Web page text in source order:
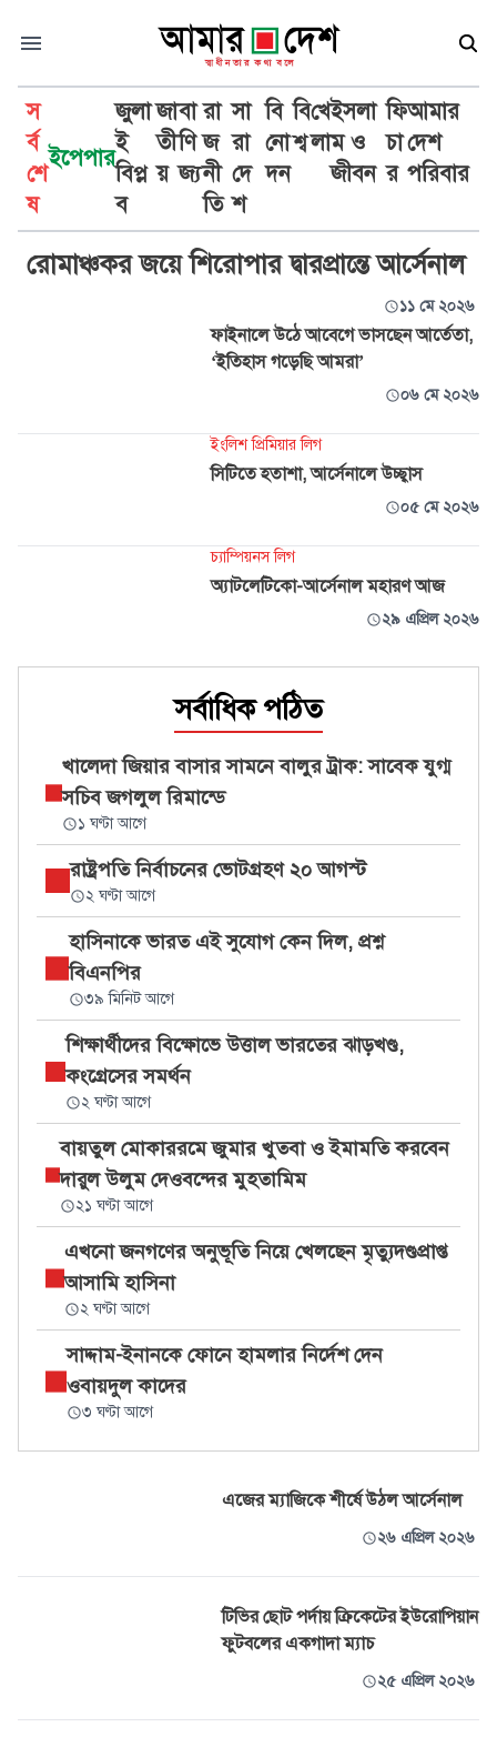
স
র্ব
শে
ষ
ইপেপার
জুলা
ই
বিপ্ল
ব
জা
তী
য়
বা
ণি
জ্য
রা
জ
নী
তি
সা
রা
দে
শ
বি
নো
দন
বি
শ্ব
খে
লা
ইসলা
ম ও
জীবন
ফি
চা
র
আমার
দেশ
পরিবার
আর্সেনাল
রোমাঞ্চকর জয়ে শিরোপার দ্বারপ্রান্তে আর্সেনাল
১১ মে ২০২৬
ফাইনালে উঠে আবেগে ভাসছেন আর্তেতা,
‘ইতিহাস গড়েছি আমরা’
০৬ মে ২০২৬
ইংলিশ প্রিমিয়ার লিগ
সিটিতে হতাশা, আর্সেনালে উচ্ছ্বাস
০৫ মে ২০২৬
চ্যাম্পিয়নস লিগ
অ্যাটলেটিকো-আর্সেনাল মহারণ আজ
২৯ এপ্রিল ২০২৬
সর্বাধিক পঠিত
খালেদা জিয়ার বাসার সামনে বালুর ট্রাক: সাবেক যুগ্ম
সচিব জগলুল রিমান্ডে
১ ঘণ্টা আগে
রাষ্ট্রপতি নির্বাচনের ভোটগ্রহণ ২০ আগস্ট
২ ঘণ্টা আগে
হাসিনাকে ভারত এই সুযোগ কেন দিল, প্রশ্ন
বিএনপির
৩৯ মিনিট আগে
শিক্ষার্থীদের বিক্ষোভে উত্তাল ভারতের ঝাড়খণ্ড,
কংগ্রেসের সমর্থন
২ ঘণ্টা আগে
বায়তুল মোকাররমে জুমার খুতবা ও ইমামতি করবেন
দারুল উলুম দেওবন্দের মুহতামিম
২১ ঘণ্টা আগে
এখনো জনগণের অনুভূতি নিয়ে খেলছেন মৃত্যুদণ্ডপ্রাপ্ত
আসামি হাসিনা
২ ঘণ্টা আগে
সাদ্দাম-ইনানকে ফোনে হামলার নির্দেশ দেন
ওবায়দুল কাদের
৩ ঘণ্টা আগে
এজের ম্যাজিকে শীর্ষে উঠল আর্সেনাল
২৬ এপ্রিল ২০২৬
টিভির ছোট পর্দায় ক্রিকেটের ইউরোপিয়ান
ফুটবলের একগাদা ম্যাচ
২৫ এপ্রিল ২০২৬